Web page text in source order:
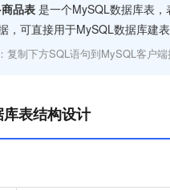
品表 是一个MySQL数据库表，
，可直接用于MySQL数据库建表
复制下方SQL语句到MySQL客户
表结构设计